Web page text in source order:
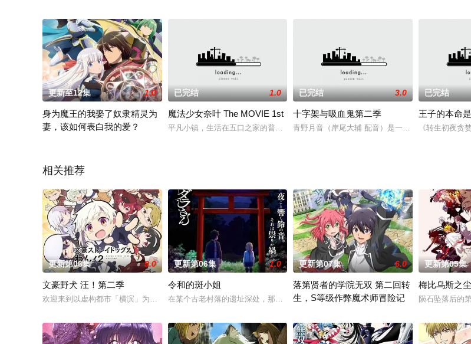
更新至12集 1.0
身为魔王的我娶了奴隶精灵为
妻，该如何表白我的爱？
已完结 1.0
魔法少女奈叶 The MOVIE 1st
平凡小镇，生活在五口之家的普通小学生高町奈叶（田村由香里配音）与好友月村铃鹿
已完结 3.0
十字架与吸血鬼第二季
青野月音（岸尾大辅 配音）是一个平凡的高中男生
已完结
王子的本命
《转生初夜贪
相关推荐
更新第06集 9.0
文豪野犬 汪！第二季
欢迎来到以虚构都市「横滨」为舞台，一众如同疯跑乱咬、四处乱窜的迷途犬们，热热闹闹、鸡飞狗跳的日常世界！ 依旧针锋
更新第06集 1.0
令和的斑小姐
在某个古老村落的遗址深处，那一片禁止入内的区域里，存在着被口口相传为“窥之生厄
更新第07集 6.0
落第贤者的学院无双 第二回转
生，S等级作弊魔术师冒险记
更新第05集
梅比乌斯之尘
陨石坠落后的